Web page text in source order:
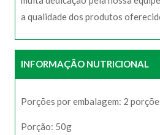
a qualidade dos produtos
INFORMAÇÃO NUTRICIONAL
Porções por embalagem: 2
Porção: 50g